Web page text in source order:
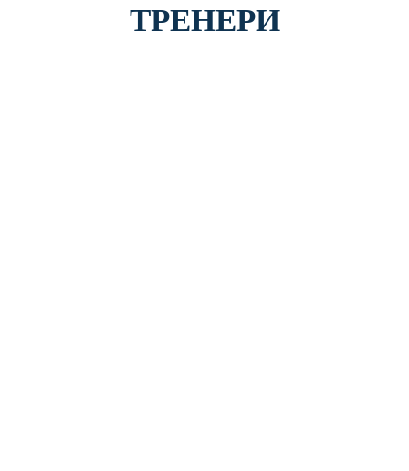
ТРЕНЕРИ